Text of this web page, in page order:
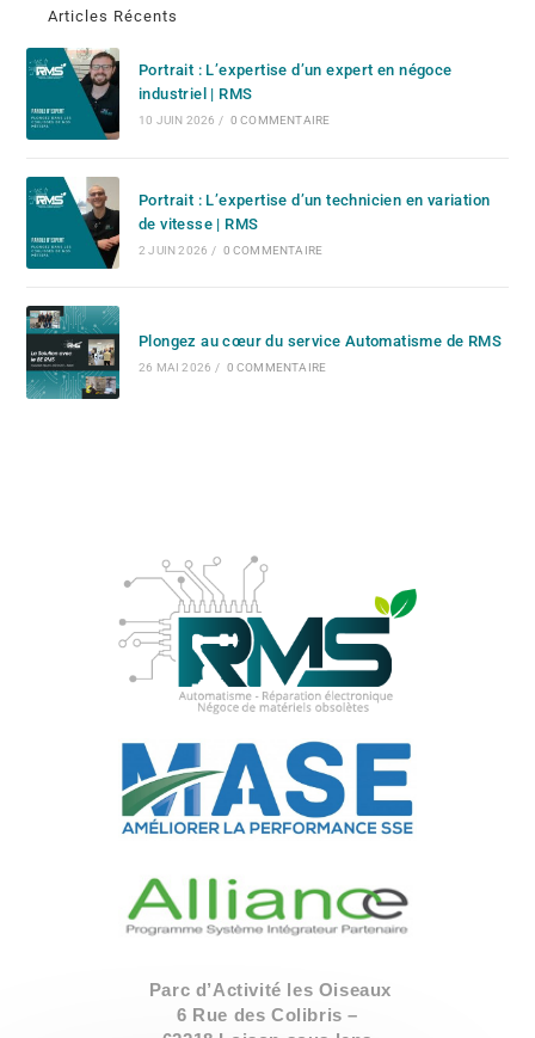
Articles Récents
Portrait : L’expertise d’un expert en négoce
industriel | RMS
10 JUIN 2026 / 0 COMMENTAIRE
Portrait : L’expertise d’un technicien en variation
de vitesse | RMS
2 JUIN 2026 / 0 COMMENTAIRE
Plongez au cœur du service Automatisme de RMS
26 MAI 2026 / 0 COMMENTAIRE
Parc d’Activité les Oiseaux
6 Rue des Colibris –